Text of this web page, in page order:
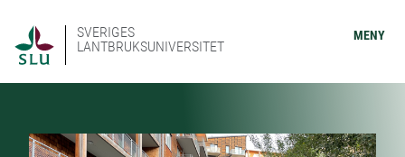
SVERIGES
LANTBRUKSUNIVERSITET
MENY